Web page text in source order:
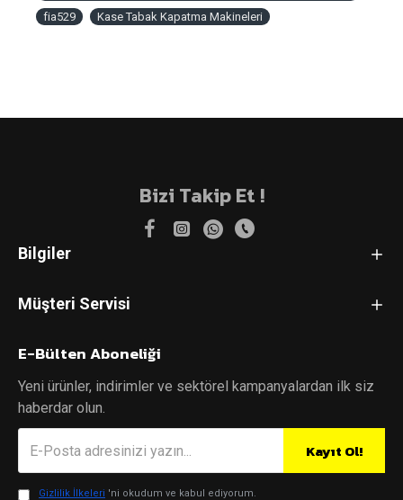
fia529
Kase Tabak Kapatma Makineleri
Bizi Takip Et !
Bilgiler
Müşteri Servisi
E-Bülten Aboneliği
Yeni ürünler, indirimler ve sektörel kampanyalardan ilk siz
haberdar olun.
Kayıt Ol!
Gizlilik İlkeleri 'ni okudum ve kabul ediyorum.